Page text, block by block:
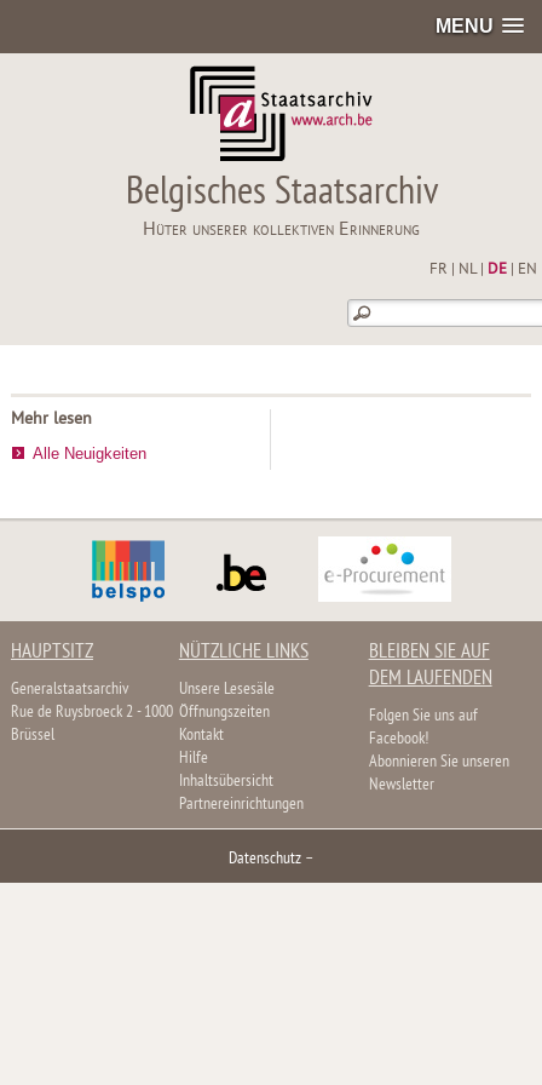
MENU
Belgisches Staatsarchiv
Hüter unserer kollektiven Erinnerung
FR NL| DE| EN
Mehr lesen
Alle Neuigkeiten
HAUPTSITZ
Generalstaatsarchiv
Rue de Ruysbroeck 2 - 1000
Brüssel
NÜTZLICHE LINKS
Unsere Lesesäle
Öffnungszeiten
Kontakt
Hilfe
Inhaltsübersicht
Partnereinrichtungen
BLEIBEN SIE AUF
DEM LAUFENDEN
Folgen Sie uns auf
Facebook!
Abonnieren Sie unseren
Newsletter
Datenschutz –